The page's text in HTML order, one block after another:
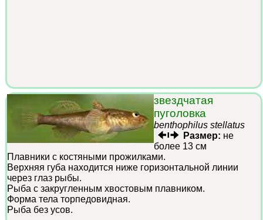
звездчатая
пуголовка
benthophilus stellatus
Размер: не
более 13 см
Плавники с костяными прожилками.
Верхняя губа находится ниже горизонтальной линии
через глаз рыбы.
Рыба с закругленным хвостовым плавником.
Форма тела торпедовидная.
Рыба без усов.